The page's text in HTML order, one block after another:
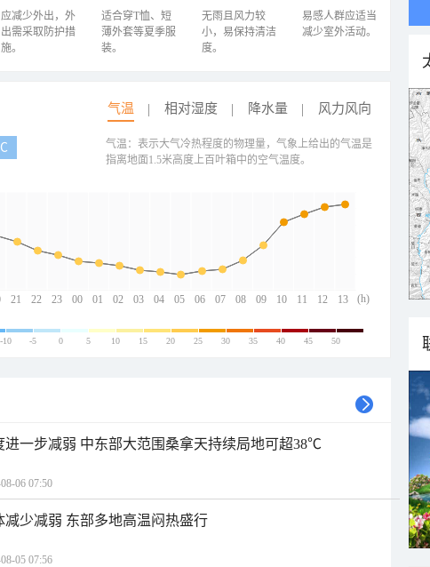
应减少外出，外
出需采取防护措
施。
适合穿T恤、短
薄外套等夏季服
装。
无雨且风力较
小，易保持清洁
度。
易感人群应适当
减少室外活动。
气温 相对湿度 降水量 风力风向
21 22 23 00 01 02 03 04 05 06 07 08 09 10 11 12 13
(h)
气温：表示大气冷热程度的物理量，气象上给出的气温是
指离地面1.5米高度上百叶箱中的空气温度。
-10 -5 0 5 10 15 20 25 30 35 40 45 50
进一步减弱 中东部大范围桑拿天持续局地可超38℃
06 07:50
减少减弱 东部多地高温闷热盛行
05 07:56